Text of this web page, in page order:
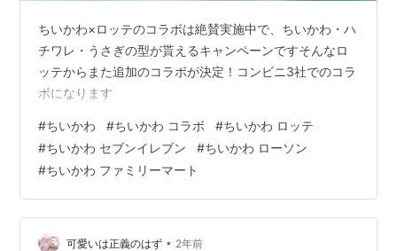
ちいかわ×ロッテのコラボは絶賛実施中で、ちいかわ・ハ
チワレ・うさぎの型が貰えるキャンペーンですそんなロ
ッテからまた追加のコラボが決定！コンビニ3社でのコラ
ボになります
#ちいかわ #ちいかわ コラボ #ちいかわ ロッテ
#ちいかわ セブンイレブン #ちいかわ ローソン
#ちいかわ ファミリーマート
可愛いは正義のはず • 2年前